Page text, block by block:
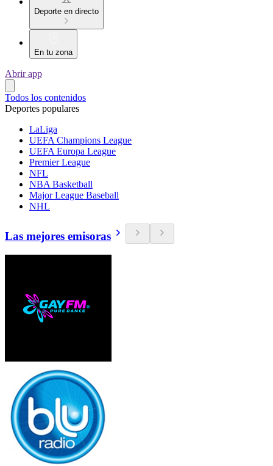
Deporte en directo
En tu zona
Abrir app
Todos los contenidos
Deportes populares
LaLiga
UEFA Champions League
UEFA Europa League
Premier League
NFL
NBA Basketball
Major League Baseball
NHL
Las mejores emisoras